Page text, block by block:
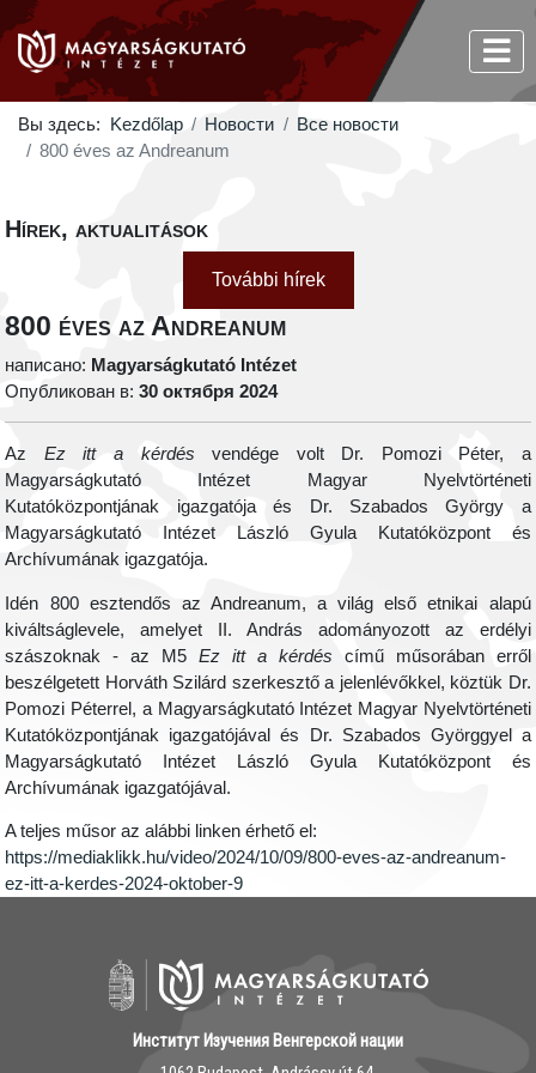
Вы здесь: Kezdőlap Новости
Все новости
800 éves az Andreanum
Hírek, aktualitások
További hírek
800 éves az Andreanum
написано: Magyarságkutató Intézet
Опубликован в:30 октября 2024
Az Ez itt a kérdés vendége volt
Dr. Pomozi Péter, a
Magyarságkutató Intézet Magyar Nyelvtörténeti
Kutatóközpontjának igazgatója és Dr. Szabados György a
Magyarságkutató Intézet László Gyula Kutatóközpont és
Archívumának igazgatója.
Idén 800 esztendős az Andreanum, a világ első etnikai alapú
kiváltságlevele, amelyet II. András adományozott az erdélyi
szászoknak - az M5Ez itt a kérdés című műsorában erről
beszélgetett Horváth Szilárd szerkesztő a jelenlévőkkel, köztük Dr.
Pomozi Péterrel, a Magyarságkutató Intézet Magyar Nyelvtörténeti
Kutatóközpontjának igazgatójával és Dr. Szabados Györggyel a
Magyarságkutató Intézet László Gyula Kutatóközpont és
Archívumának igazgatójával.
A teljes műsor az alábbi linken érhető el:
https://mediaklikk.hu/video/2024/10/09/800-eves-az-andreanum-
ez-itt-a-kerdes-2024-oktober-9
Институт Изучения Венгерской нации